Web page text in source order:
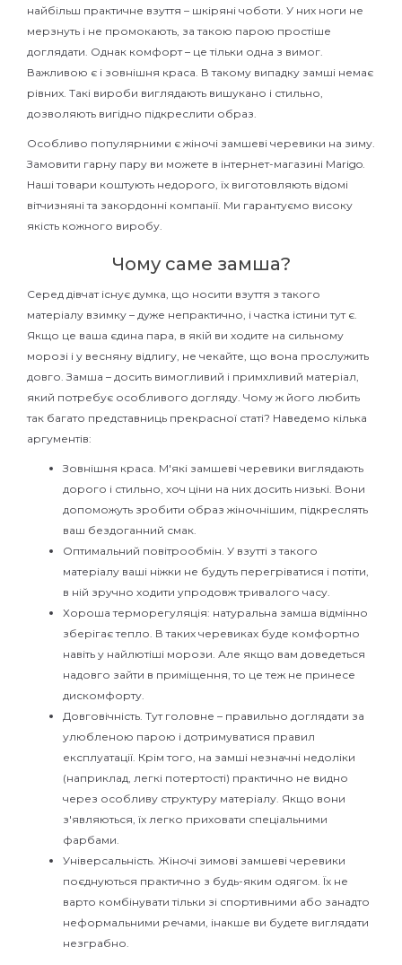
найбільш практичне взуття – шкіряні чоботи. У них ноги не
мерзнуть і не промокають, за такою парою простіше
доглядати. Однак комфорт – це тільки одна з вимог.
Важливою є і зовнішня краса. В такому випадку замші немає
рівних. Такі вироби виглядають вишукано і стильно,
дозволяють вигідно підкреслити образ.
Особливо популярними є жіночі замшеві черевики на зиму.
Замовити гарну пару ви можете в інтернет-магазині Marigo.
Наші товари коштують недорого, їх виготовляють відомі
вітчизняні та закордонні компанії. Ми гарантуємо високу
якість кожного виробу.
Чому саме замша?
Серед дівчат існує думка, що носити взуття з такого
матеріалу взимку – дуже непрактично, і частка істини тут є.
Якщо це ваша єдина пара, в якій ви ходите на сильному
морозі і у весняну відлигу, не чекайте, що вона прослужить
довго. Замша – досить вимогливий і примхливий матеріал,
який потребує особливого догляду. Чому ж його любить
так багато представниць прекрасної статі? Наведемо кілька
аргументів:
Зовнішня краса. М'які замшеві черевики виглядають
дорого і стильно, хоч ціни на них досить низькі. Вони
допоможуть зробити образ жіночнішим, підкреслять
ваш бездоганний смак.
Оптимальний повітрообмін. У взутті з такого
матеріалу ваші ніжки не будуть перегріватися і потіти,
в ній зручно ходити упродовж тривалого часу.
Хороша терморегуляція: натуральна замша відмінно
зберігає тепло. В таких черевиках буде комфортно
навіть у найлютіші морози. Але якщо вам доведеться
надовго зайти в приміщення, то це теж не принесе
дискомфорту.
Довговічність. Тут головне – правильно доглядати за
улюбленою парою і дотримуватися правил
експлуатації. Крім того, на замші незначні недоліки
(наприклад, легкі потертості) практично не видно
через особливу ​​структуру матеріалу. Якщо вони
з'являються, їх легко приховати спеціальними
фарбами.
Універсальність. Жіночі зимові замшеві черевики
поєднуються практично з будь-яким одягом. Їх не
варто комбінувати тільки зі спортивними або занадто
неформальними речами, інакше ви будете виглядати
незграбно.